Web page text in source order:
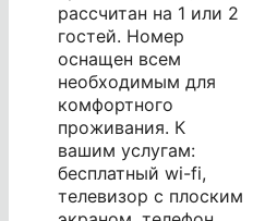
рассчитан на 1 или 2
гостей. Номер
оснащен всем
необходимым для
комфортного
проживания. К
вашим услугам:
бесплатный wi-fi,
телевизор с плоским